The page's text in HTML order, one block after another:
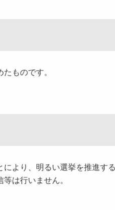
ものです。
より、明るい選挙を推進す
は行いません。